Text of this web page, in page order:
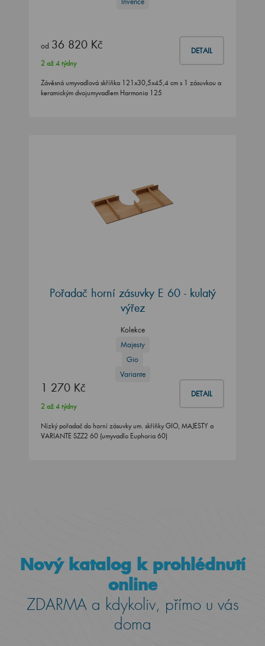
od 36 820 Kč DETAIL
2 až 4 týdny
Závěsná umyvadlová skříňka 121x30,5x45,4 cm s 1 zásuvkou a
keramickým dvojumyvadlem Harmonia 125
Pořadač horní zásuvky E 60 - kulatý
výřez
Kolekce
Majesty
Gio
Variante
1 270 Kč DETAIL
2 až 4 týdny
Nízký pořadač do horní zásuvky um. skříňky GIO, MAJESTY a
VARIANTE SZZ2 60 (umyvadlo Euphoria 60)
Nový katalog k prohlédnutí
online
ZDARMA a kdykoliv, přímo u vás
doma